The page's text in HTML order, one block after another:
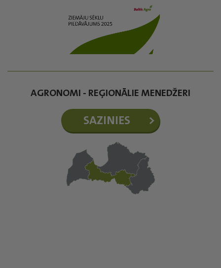
AGRONOMI - REĢIONĀLIE MENEDŽERI
SAZINIES